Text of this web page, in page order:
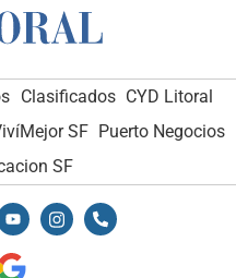
Clasificados CYD Litoral
SF Puerto Negocios
SF